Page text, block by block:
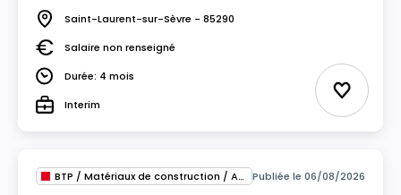
Lieu Saint-Laurent-sur-Sèvre - 85290
SalaireSalaire non renseigné
DuréeDurée: 4 mois
TypeInterim Ajouter
BTP / Matériaux de construction / Architecture Publiée le 06/08/2026